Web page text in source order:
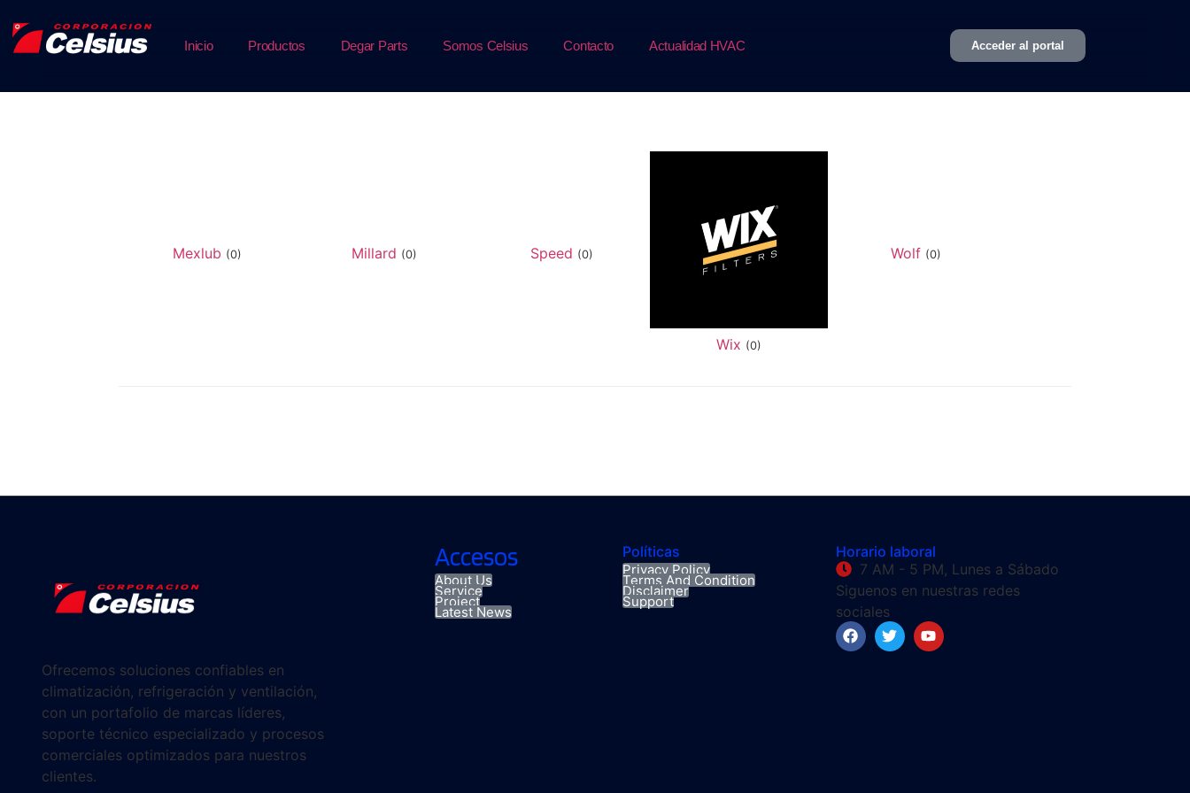
Inicio Productos Degar Parts Somos Celsius Contacto Actualidad HVAC Acceder al portal
Mexlub (0) Millard (0) Speed (0)
Wix (0)
Wolf (0)
Ofrecemos soluciones confiables en
climatización, refrigeración y ventilación,
con un portafolio de marcas líderes,
soporte técnico especializado y procesos
comerciales optimizados para nuestros
clientes.
Accesos
About Us
Service
Project
Latest News
Políticas
Privacy Policy
Terms And Condition
Disclaimer
Support
Horario laboral
7 AM - 5 PM, Lunes a Sábado
Siguenos en nuestras redes
sociales